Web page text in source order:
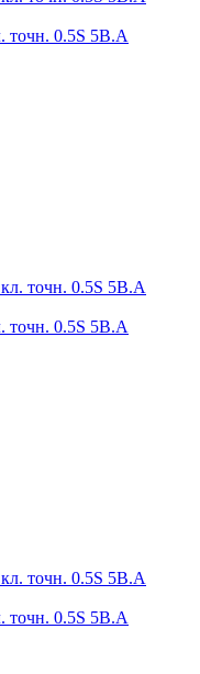
точн. 0.5S 5В.А
точн. 0.5S 5В.А
точн. 0.5S 5В.А